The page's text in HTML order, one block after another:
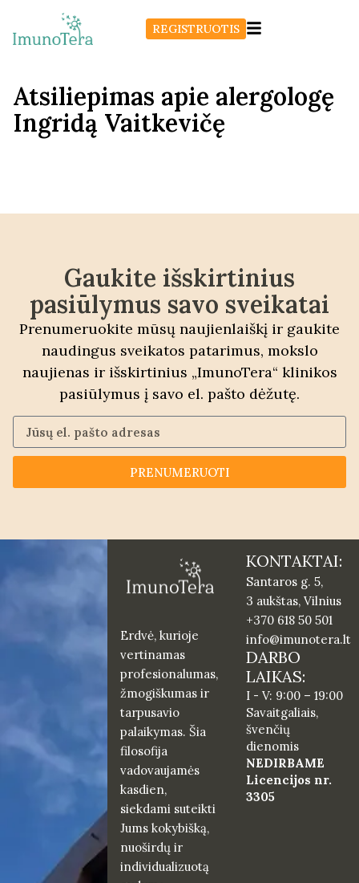
REGISTRUOTIS
Atsiliepimas apie alergologę
Ingridą Vaitkevičę
Gaukite išskirtinius
pasiūlymus savo sveikatai
Prenumeruokite mūsų naujienlaiškį ir gaukite
naudingus sveikatos patarimus, mokslo
naujienas ir išskirtinius „ImunoTera“ klinikos
pasiūlymus į savo el. pašto dėžutę.
PRENUMERUOTI
Erdvė, kurioje
vertinamas
profesionalumas,
žmogiškumas ir
tarpusavio
palaikymas. Šia
filosofija
vadovaujamės
kasdien,
siekdami suteikti
Jums kokybišką,
nuoširdų ir
individualizuotą
KONTAKTAI:
Santaros g. 5,
3 aukštas, Vilnius
+370 618 50 501
info@imunotera.lt
DARBO
LAIKAS:
I - V: 9:00 – 19:00
Savaitgaliais,
švenčių
dienomis
NEDIRBAME
Licencijos nr.
3305